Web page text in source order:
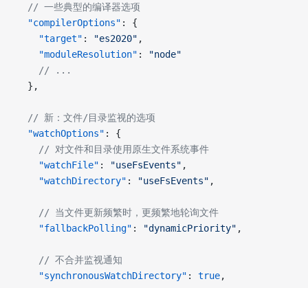
  // 一些典型的编译器选项
  "compilerOptions"
: {
    "target"
: "es2020" ,
    "moduleResolution"
:
"node"
    // ...
  },
  // 新：文件/目录监视的选项
  "watchOptions"
: {
    // 对文件和目录使用原生文件系统事件
    "watchFile"
: "useFsEvents" ,
    "watchDirectory"
: "useFsEvents" ,
    // 当文件更新频繁时，更频繁地轮询文件
    "fallbackPolling"
: "dynamicPriority" ,
    // 不合并监视通知
    "synchronousWatchDirectory"
: true,